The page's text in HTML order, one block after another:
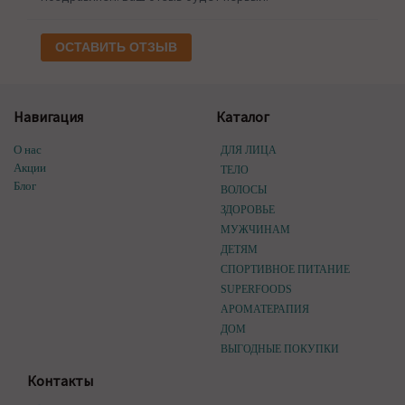
ОСТАВИТЬ ОТЗЫВ
Навигация
О нас
Акции
Блог
Каталог
ДЛЯ ЛИЦА
ТЕЛО
ВОЛОСЫ
ЗДОРОВЬЕ
МУЖЧИНАМ
ДЕТЯМ
СПОРТИВНОЕ ПИТАНИЕ
SUPERFOODS
АРОМАТЕРАПИЯ
ДОМ
ВЫГОДНЫЕ ПОКУПКИ
Контакты